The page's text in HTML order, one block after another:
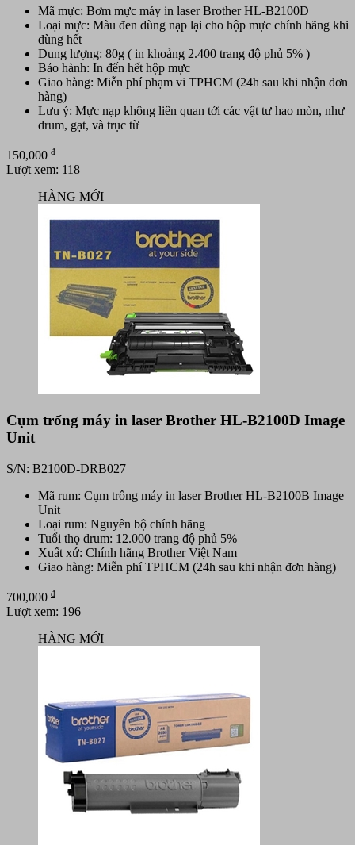
Mã mực: Bơm mực máy in laser Brother HL-B2100D
Loại mực: Màu đen dùng nạp lại cho hộp mực chính hãng khi
dùng hết
Dung lượng: 80g ( in khoảng 2.400 trang độ phủ 5% )
Bảo hành: In đến hết hộp mực
Giao hàng: Miễn phí phạm vi TPHCM (24h sau khi nhận đơn
hàng)
Lưu ý: Mực nạp không liên quan tới các vật tư hao mòn, như
drum, gạt, và trục từ
150,000 đ
Lượt xem: 118
HÀNG MỚI
Cụm trống máy in laser Brother HL-B2100D Image
Unit
S/N: B2100D-DRB027
Mã rum: Cụm trống máy in laser Brother HL-B2100B Image
Unit
Loại rum: Nguyên bộ chính hãng
Tuổi thọ drum: 12.000 trang độ phủ 5%
Xuất xứ: Chính hãng Brother Việt Nam
Giao hàng: Miễn phí TPHCM (24h sau khi nhận đơn hàng)
700,000 đ
Lượt xem: 196
HÀNG MỚI